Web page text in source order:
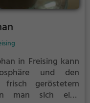
in Freising kann
und den
geröstetem
man sich eine